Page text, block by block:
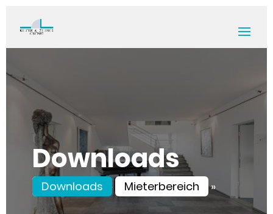
Downloads
Startseite » Mieterbereich »
Downloads